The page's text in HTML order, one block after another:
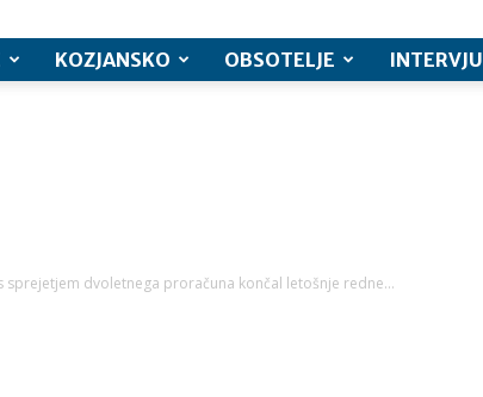
KOZJANSKO OBSOTELJE INTERVJU
sprejetjem dvoletnega proračuna končal letošnje redne...